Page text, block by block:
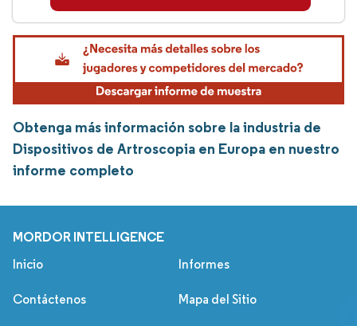
Obtenga más información sobre la industria de
Dispositivos de Artroscopia en Europa en nuestro
informe completo
MORDOR INTELLIGENCE
Inicio Informes
Contáctenos Mapa del Sitio